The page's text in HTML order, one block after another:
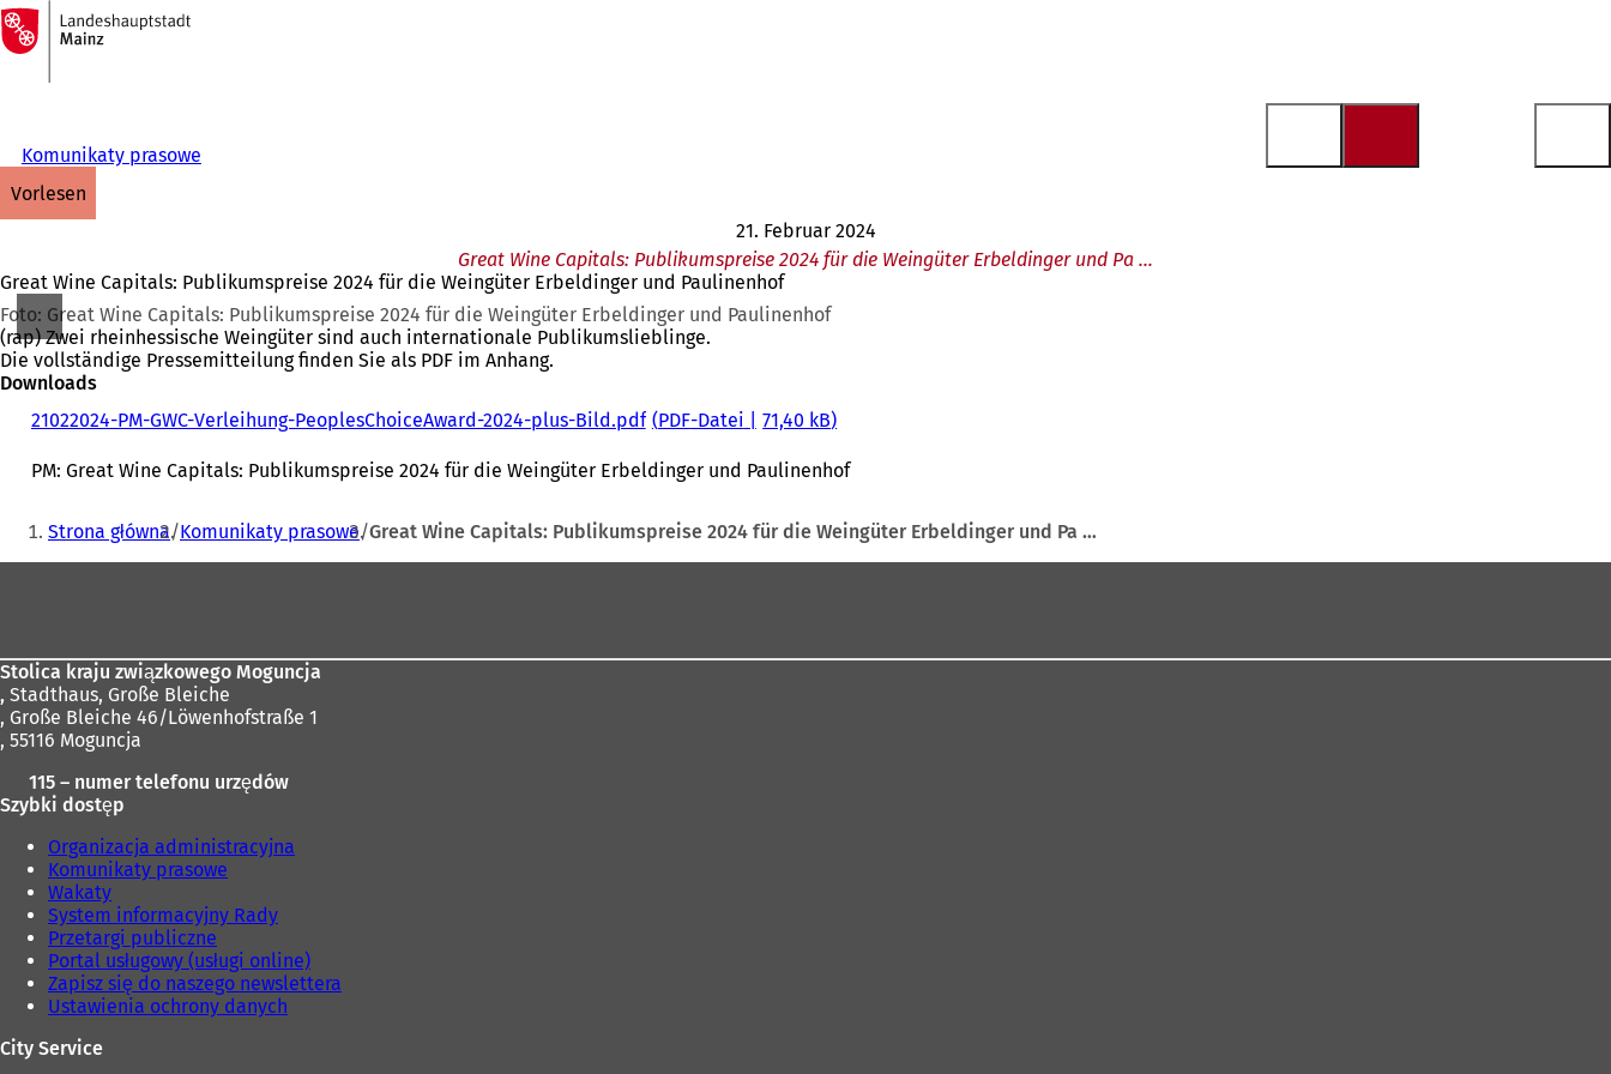
Inhalt anspringen
Zur
Startseite
Komunikaty prasowe
vorlesen
21. Februar 2024
Great Wine Capitals: Publikumspreise 2024 für die Weingüter Erbeldinger und Pa …
Great Wine Capitals: Publikumspreise 2024 für die Weingüter Erbeldinger und Paulinenhof
Foto: Great Wine Capitals: Publikumspreise 2024 für die Weingüter Erbeldinger und Paulinenhof
(rap) Zwei rheinhessische Weingüter sind auch internationale Publikumslieblinge.
Die vollständige Pressemitteilung finden Sie als PDF im Anhang.
Downloads
21022024-PM-GWC-Verleihung-PeoplesChoiceAward-2024-plus-Bild.pdf
PDF-Datei 71,40 kB
PM: Great Wine Capitals: Publikumspreise 2024 für die Weingüter Erbeldinger und Paulinenhof
Sie
befinden
Strona główna Komunikaty prasowe Great Wine Capitals: Publikumspreise 2024 für die Weingüter Erbeldinger und Pa …
Stolica kraju związkowego Moguncja
, Stadthaus, Große Bleiche
, Große Bleiche 46/Löwenhofstraße 1
, 55116 Moguncja
115 – numer telefonu urzędów
Szybki dostęp
Organizacja administracyjna
Komunikaty prasowe
Wakaty
System informacyjny Rady
Przetargi publiczne
Portal usługowy (usługi online)
Zapisz się do naszego newslettera
Ustawienia ochrony danych
City Service